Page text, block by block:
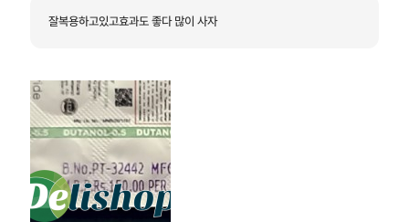
잘복용하고있고효과도 좋다 많이 사자